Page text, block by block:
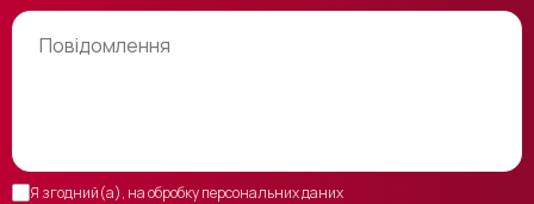
Я згодний(а), на обробку персональних даних